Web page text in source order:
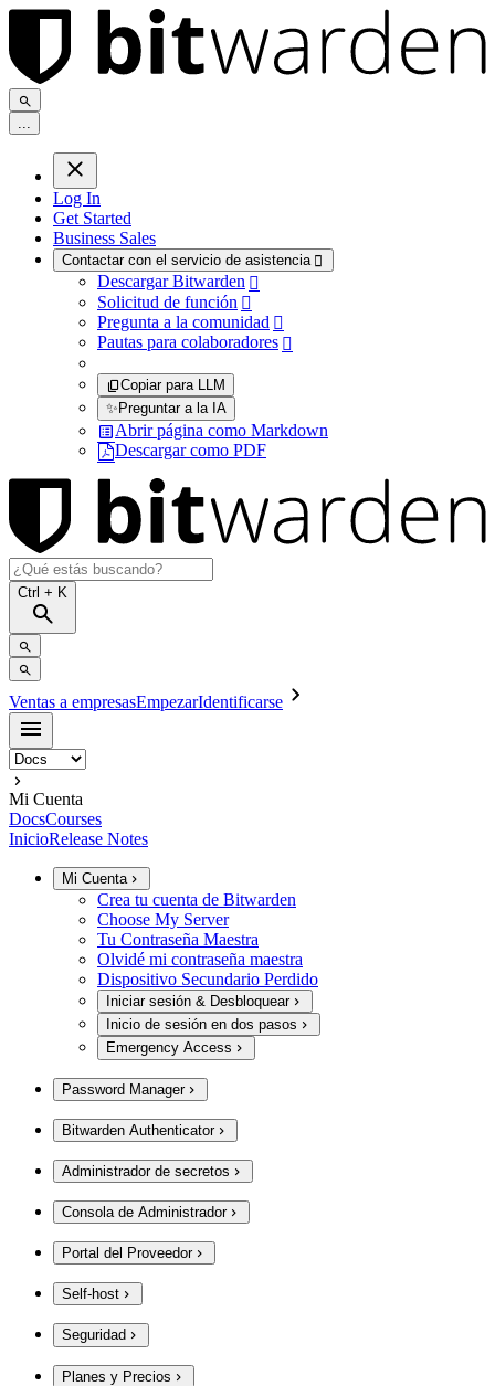
...
Log In
Get Started
Business Sales
Contactar con el servicio de asistencia 
Descargar Bitwarden 
Solicitud de función 
Pregunta a la comunidad 
Pautas para colaboradores 
Copiar para LLM
✨Preguntar a la IA
Abrir página como Markdown
Descargar como PDF
Ctrl + K
Ventas a empresasEmpezarIdentificarse
Mi Cuenta
DocsCourses
InicioRelease Notes
Mi Cuenta
Crea tu cuenta de Bitwarden
Choose My Server
Tu Contraseña Maestra
Olvidé mi contraseña maestra
Dispositivo Secundario Perdido
Iniciar sesión & Desbloquear
Inicio de sesión en dos pasos
Emergency Access
Password Manager
Bitwarden Authenticator
Administrador de secretos
Consola de Administrador
Portal del Proveedor
Self-host
Seguridad
Planes y Precios